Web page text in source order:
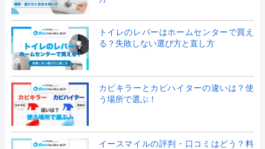
トイレのレバーはホームセンターで買え
る？失敗しない選び方と直し方
カビキラーとカビハイターの違いは？使
う場所で選ぶ！
イースマイルの評判・口コミはどう？料